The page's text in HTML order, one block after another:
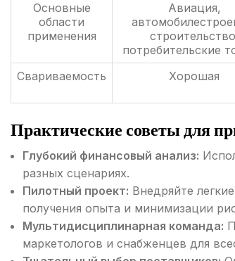
Основные
области
применения
Авиация,
потребительские
Свариваемость
Хорошая
Практические советы для
Глубокий финансовый анализ:
разных сценариях.
Пилотный проект: Внедряйте
получения опыта и минимизации
Мультидисциплинарная команда:
маркетологов и снабженцев для